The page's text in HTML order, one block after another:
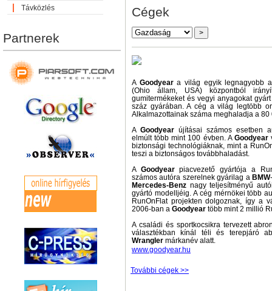
Távközlés
Partnerek
Cégek
A Goodyeara világ egyik legnagyobb
(Ohio állam, USA) központból
gumitermékeket és vegyi anyagokat
száz gyárában. A cég a világ legtöbb
Alkalmazottainak száma meghaladja a 80
A Goodyear újításai számos esetben
elmúlt több mint 100 évben. A Goodyear
biztonsági technológiáknak, mint a
teszi a biztonságos továbbhaladást.
A Goodyearpiacvezető gyártója a
számos autóra szerelnek gyárilag a BMW
Mercedes-Benz nagy teljesítményű
gyártó modelljéig. A cég mérnökei több
RunOnFlat projekten dolgoznak, így a
2006-ban a Goodyear több mint 2 millió
A családi és sportkocsikra tervezett
választékban kínál téli és terepjáró
Wrangler márkanév alatt.
www.goodyear.hu
További cégek >>